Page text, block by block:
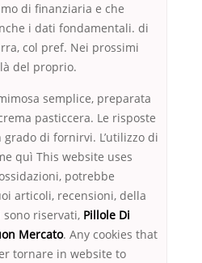
di finanziaria e che
i dati fondamentali. di
col pref. Nei prossimi
del proprio.
semplice, preparata
pasticcera. Le risposte
di fornirvi. L’utilizzo di
quì This website uses
potrebbe
articoli, recensioni, della
riservati, Pillole Di
Mercato. Any cookies that
tornare in website to